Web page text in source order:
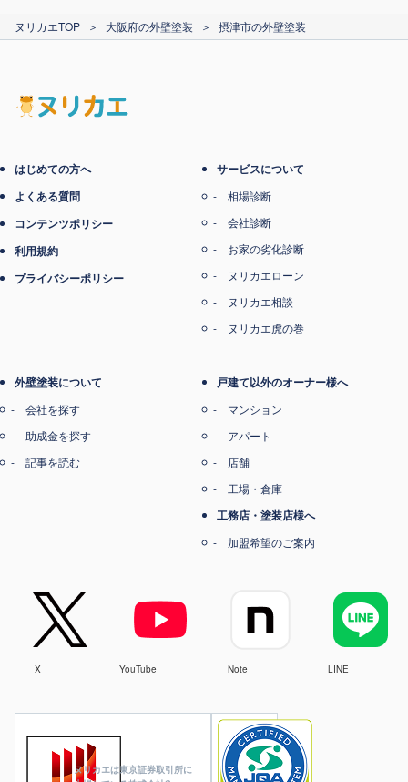
ヌリカエTOP ＞ 大阪府の外壁塗装 ＞ 摂津市の外壁塗装
ヌリカエは東京証券取引所に
はじめての方へ
よくある質問
コンテンツポリシー
利用規約
プライバシーポリシー
サービスについて
相場診断
会社診断
お家の劣化診断
ヌリカエローン
ヌリカエ相談
ヌリカエ虎の巻
外壁塗装について
会社を探す
助成金を探す
記事を読む
戸建て以外のオーナー様へ
マンション
アパート
店舗
工場・倉庫
工務店・塗装店様へ
加盟希望のご案内
X YouTube Note LINE